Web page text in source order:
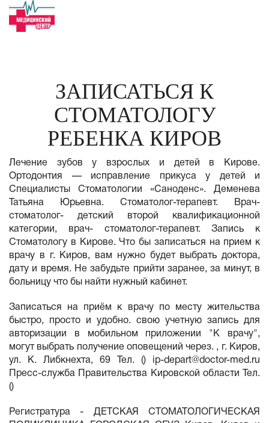
ЗАПИСАТЬСЯ К
СТОМАТОЛОГУ
РЕБЕНКА КИРОВ
Лечение зубов у взрослых и детей в Кирове.
Ортодонтия — исправление прикуса у детей и
Специалисты Стоматологии «Саноденс». Деменева
Татьяна Юрьевна. Стоматолог-терапевт. Врач-
стоматолог- детский второй квалификационной
категории, врач- стоматолог-терапевт. Запись к
Стоматологу в Кирове. Что бы записаться на прием к
врачу в г. Киров, вам нужно будет выбрать доктора,
дату и время. Не забудьте прийти заранее, за минут, в
больницу что бы найти нужный кабинет.
Записаться на приём к врачу по месту жительства
быстро, просто и удобно. свою учетную запись для
авторизации в мобильном приложении "К врачу",
могут выбрать получение оповещений через. , г. Киров,
ул. К. Либкнехта, 69 Тел. ()
ip-depart@doctor-med.ru
Пресс-служба Правительства Кировской области Тел.
()
Регистратура - ДЕТСКАЯ СТОМАТОЛОГИЧЕСКАЯ